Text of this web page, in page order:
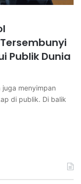
Publik Dunia
menyimpan
di publik. Di balik